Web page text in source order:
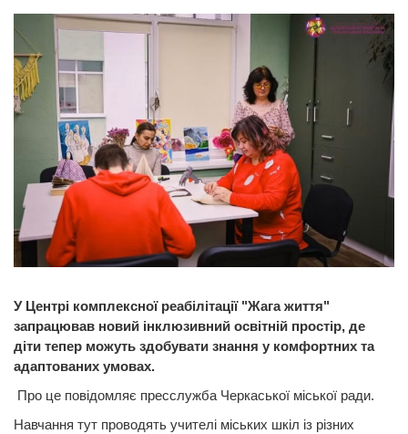
У Центрі комплексної реабілітації "Жага життя"
запрацював новий інклюзивний освітній простір, де
діти тепер можуть здобувати знання у комфортних та
адаптованих умовах.
Про це повідомляє пресслужба Черкаської міської ради.
Навчання тут проводять учителі міських шкіл із різних